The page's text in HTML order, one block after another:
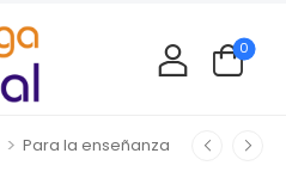
0
> Para la enseñanza